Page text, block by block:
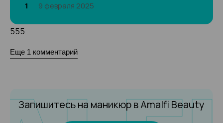
1 9 февраля 2025
555
Еще 1 комментарий
Запишитесь на маникюрв Amalfi Beauty